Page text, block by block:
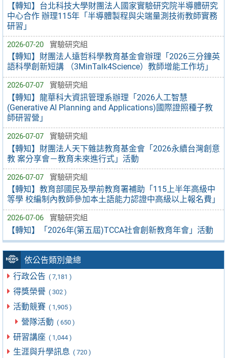
【轉知】台北科技大學財團法人國家實驗研究院半導體研究
中心合作 辦理115年「半導體製程與尖端量測技術教師實務
研習」
2026-07-20 實驗研究組
【轉知】財團法人遠哲科學教育基金會辦理「2026三分鐘英
語科學創新短講 （3MinTalk4Science）教師增能工作坊」
2026-07-07 實驗研究組
【轉知】龍華科大資訊管理系辦理「2026人工智慧
(Generative AI Planning and Applications)國際證照種子教
師研習營」
2026-07-07 實驗研究組
【轉知】財團法人天下雜誌教育基金會「2026永續台灣創意
教 案分享會－教育未來進行式」活動
2026-07-07 實驗研究組
【轉知】教育部國民及學前教育署補助「115上半年高級中
等學 校編制內教師參加本土語能力認證中高級以上報名費」
2026-07-06 實驗研究組
【轉知】「2026年(第五屆)TCCA社會創新教育年會」活動
依公告類別彙總
行政公告 ( 7,181 )
得獎榮譽 ( 302 )
活動競賽 ( 1,905 )
營隊活動 ( 650 )
研習講座 ( 1,044 )
生涯與升學訊息 ( 720 )